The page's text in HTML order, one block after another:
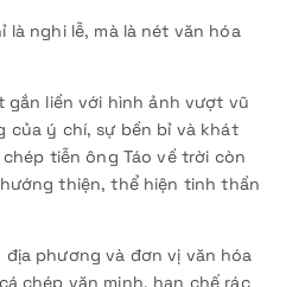
là nghi lễ, mà là nét văn hóa
gắn liền với hình ảnh vượt vũ
của ý chí, sự bền bỉ và khát
tiễn ông Táo về trời còn
thiện, thể hiện tinh thần
phương và đơn vị văn hóa
chép văn minh, hạn chế rác